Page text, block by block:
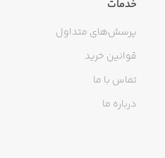
خدمات
پرسش‌های متداول
قوانین خرید
تماس با ما
درباره ما